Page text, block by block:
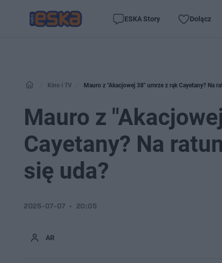
ESKA Story Dołącz
Kino i TV Mauro z "Akacjowej 38" umrze z rąk Cayetany? Na
Mauro z
Cayetany? Na
się uda?
AR
2025-07-07 20:05